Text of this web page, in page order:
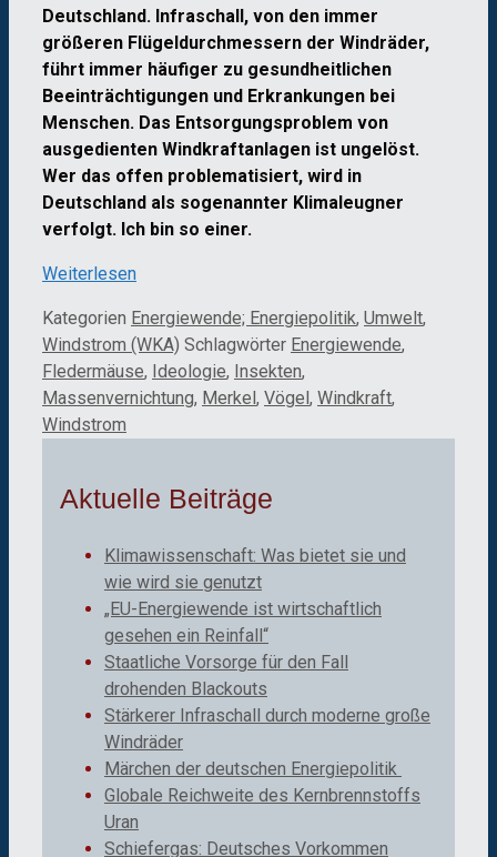
Deutschland. Infraschall, von den immer
größeren Flügeldurchmessern der Windräder,
führt immer häufiger zu gesundheitlichen
Beeinträchtigungen und Erkrankungen bei
Menschen. Das Entsorgungsproblem von
ausgedienten Windkraftanlagen ist ungelöst.
Wer das offen problematisiert, wird in
Deutschland als sogenannter Klimaleugner
verfolgt. Ich bin so einer.
Weiterlesen
Kategorien Energiewende; Energiepolitik, Umwelt,
Windstrom (WKA) Schlagwörter Energiewende,
Fledermäuse, Ideologie, Insekten,
Massenvernichtung, Merkel, Vögel, Windkraft,
Windstrom
Aktuelle Beiträge
Klimawissenschaft: Was bietet sie und
wie wird sie genutzt
„EU-Energiewende ist wirtschaftlich
gesehen ein Reinfall“
Staatliche Vorsorge für den Fall
drohenden Blackouts
Stärkerer Infraschall durch moderne große
Windräder
Märchen der deutschen Energiepolitik
Globale Reichweite des Kernbrennstoffs
Uran
Schiefergas: Deutsches Vorkommen